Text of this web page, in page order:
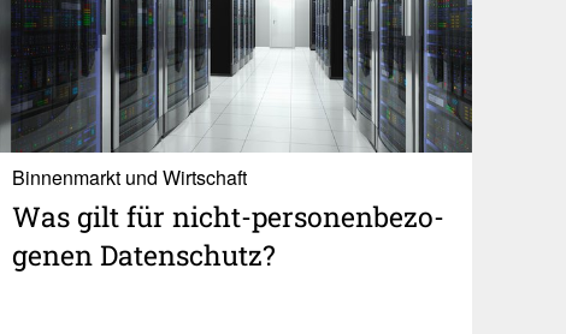
Binnenmarkt und Wirtschaft
Was gilt für nicht-perso­nen­be­zo­
genen Daten­schutz?